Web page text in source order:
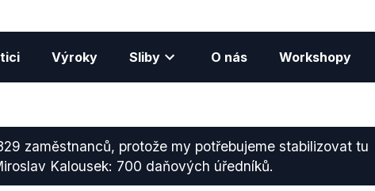
Výroky Sliby O nás Workshopy
zaměstnanců, protože my potřebujeme stabilizovat tu
Kalousek: 700 daňových úředníků.